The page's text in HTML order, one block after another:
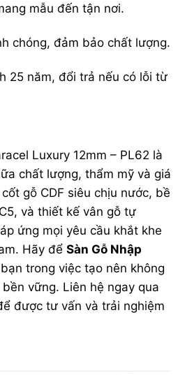
mẫu đến tận nơi.
chóng, đảm bảo chất lượng.
25 năm, đổi trả nếu có lỗi từ
Luxury 12mm – PL62 là
chất lượng, thẩm mỹ và giá
gỗ CDF siêu chịu nước, bề
và thiết kế vân gỗ tự
ứng mọi yêu cầu khắt khe
Hãy để Sàn Gỗ Nhập
trong việc tạo nên không
vững. Liên hệ ngay qua
được tư vấn và trải nghiệm